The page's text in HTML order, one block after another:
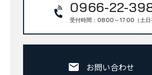
0966-22-
受付時間：08:00～17:00（土日
お問い合わせ